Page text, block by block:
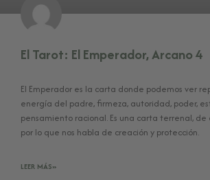
El Tarot: El Emperador, Arcano 4
El Emperador es la carta donde podemos ver
energía del padre, firmeza, autoridad, poder,
pensamiento racional. Es una carta terrenal,
por lo que nos habla de creación y protección.
LEER MÁS»